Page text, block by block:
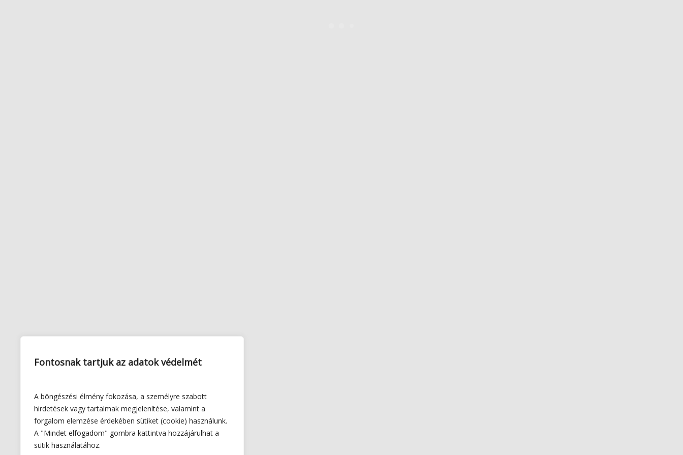
Fontosnak tartjuk az adatok védelmét
A böngészési élmény fokozása, a személyre szabott
hirdetések vagy tartalmak megjelenítése, valamint a
forgalom elemzése érdekében sütiket (cookie) használunk.
A "Mindet elfogadom" gombra kattintva hozzájárulhat a
sütik használatához.